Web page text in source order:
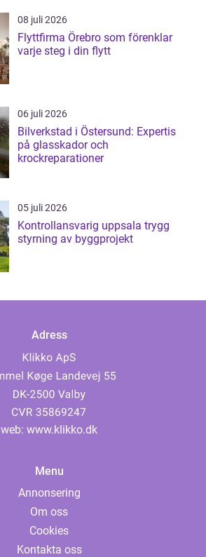
08 juli 2026
Flyttfirma Örebro som förenklar
varje steg i din flytt
06 juli 2026
Bilverkstad i Östersund: Expertis
på glasskador och
krockreparationer
05 juli 2026
Kontrollansvarig uppsala trygg
styrning av byggprojekt
Adress
web: www.klikko.dk
Menu
Annonsering
Om oss
Cookies
Kontakta oss